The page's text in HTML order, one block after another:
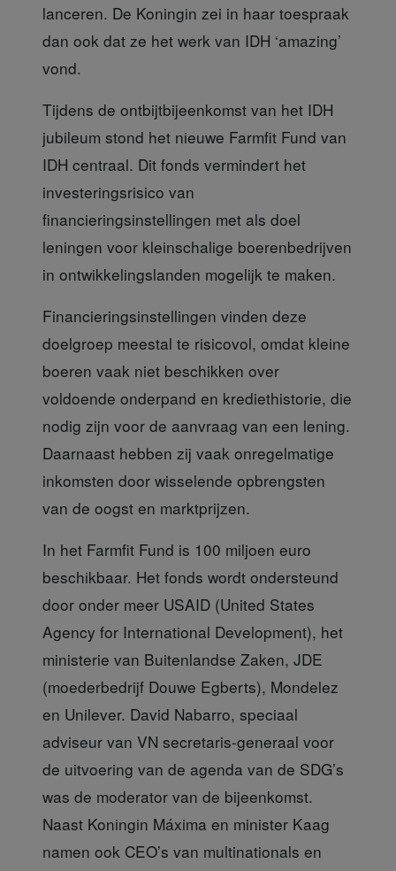
lanceren. De Koningin zei in haar toespraak
dan ook dat ze het werk van IDH ‘amazing’
vond.
Tijdens de ontbijtbijeenkomst van het IDH
jubileum stond het nieuwe Farmfit Fund van
IDH centraal. Dit fonds vermindert het
investeringsrisico van
financieringsinstellingen met als doel
leningen voor kleinschalige boerenbedrijven
in ontwikkelingslanden mogelijk te maken.
Financieringsinstellingen vinden deze
doelgroep meestal te risicovol, omdat kleine
boeren vaak niet beschikken over
voldoende onderpand en krediethistorie, die
nodig zijn voor de aanvraag van een lening.
Daarnaast hebben zij vaak onregelmatige
inkomsten door wisselende opbrengsten
van de oogst en marktprijzen.
In het Farmfit Fund is 100 miljoen euro
beschikbaar. Het fonds wordt ondersteund
door onder meer USAID (United States
Agency for International Development), het
ministerie van Buitenlandse Zaken, JDE
(moederbedrijf Douwe Egberts), Mondelez
en Unilever. David Nabarro, speciaal
adviseur van VN secretaris-generaal voor
de uitvoering van de agenda van de SDG’s
was de moderator van de bijeenkomst.
Naast Koningin Máxima en minister Kaag
namen ook CEO’s van multinationals en